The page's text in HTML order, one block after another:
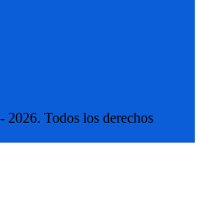
Todos los derechos